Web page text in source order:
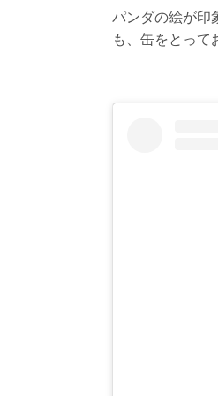
パンダの絵が印
も、缶をとって